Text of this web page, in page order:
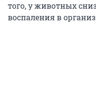
того, у животных
воспаления в